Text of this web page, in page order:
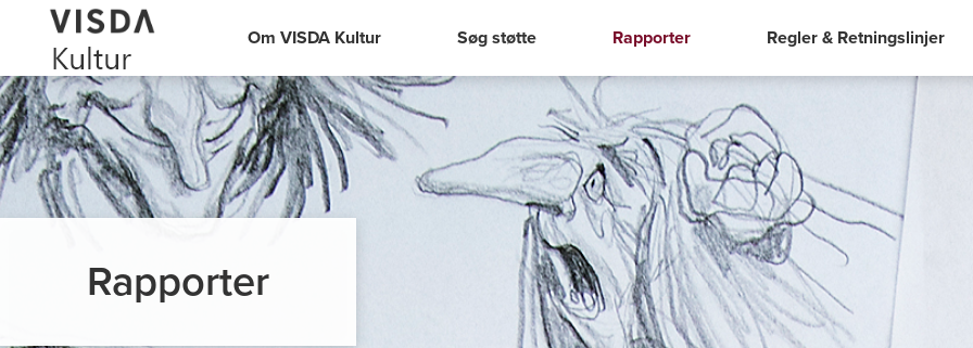
Om VISDA Kultur Søg støtte Rapporter Regler & Retningslinjer
Rapporter